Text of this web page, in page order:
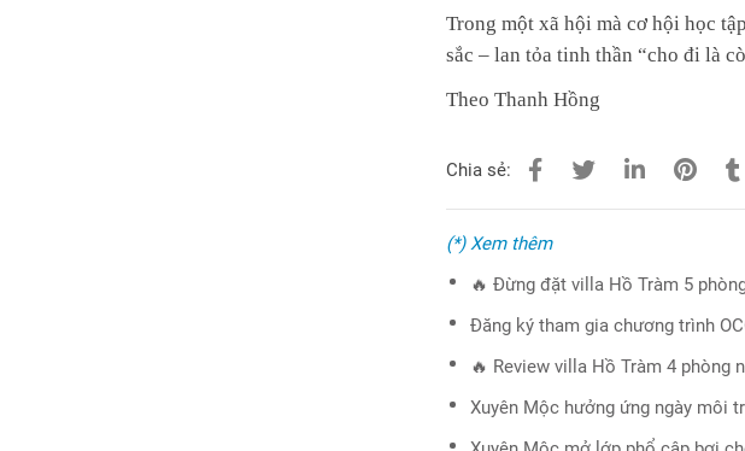
Trong một xã hội mà cơ hội học
sắc – lan tỏa tinh thần “cho đi là
Theo Thanh Hồng
Chia sẻ:
(*) Xem thêm
🔥 Đừng đặt villa Hồ Tràm 5
Đăng ký tham gia chương trình
🔥 Review villa Hồ Tràm 4 phòng
Xuyên Mộc hưởng ứng ngày môi